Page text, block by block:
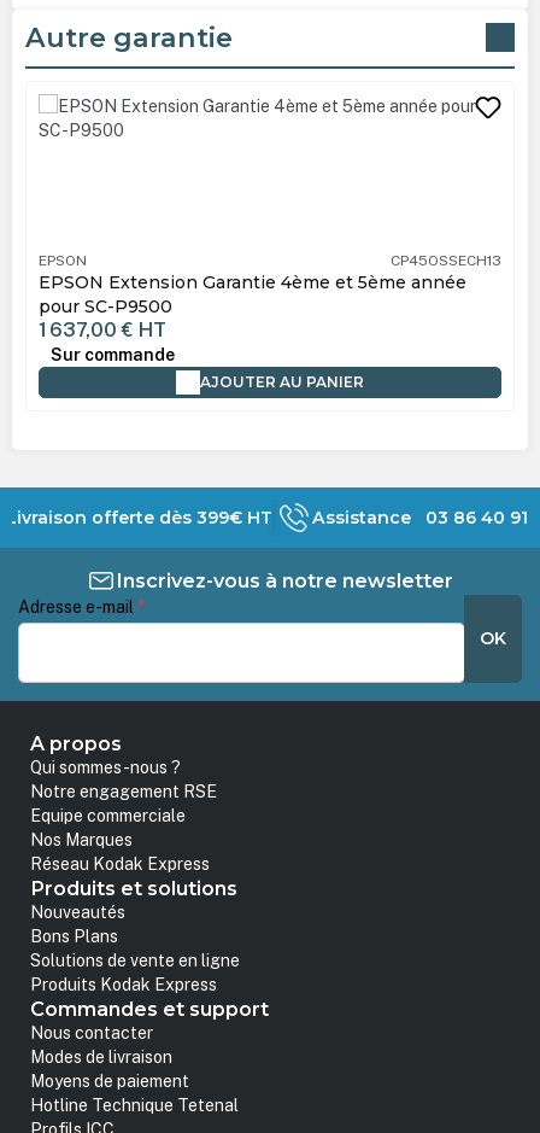
Autre garantie
Ignorer la galerie de produits
EPSON CP45OSSECH13
EPSON Extension Garantie 4ème et 5ème année
pour SC-P9500
1 637,00 € HT
Sur commande
AJOUTER AU PANIER
Livraison offerte dès 399€ HT Assistance 03 86 40 91
Inscrivez-vous à notre newsletter
Adresse e-mail *
OK
A propos
Qui sommes-nous ?
Notre engagement RSE
Equipe commerciale
Nos Marques
Réseau Kodak Express
Produits et solutions
Nouveautés
Bons Plans
Solutions de vente en ligne
Produits Kodak Express
Commandes et support
Nous contacter
Modes de livraison
Moyens de paiement
Hotline Technique Tetenal